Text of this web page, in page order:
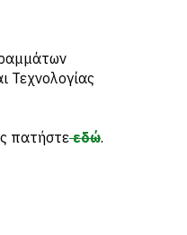
Τεχνολογίας
πατήστεεδώ.